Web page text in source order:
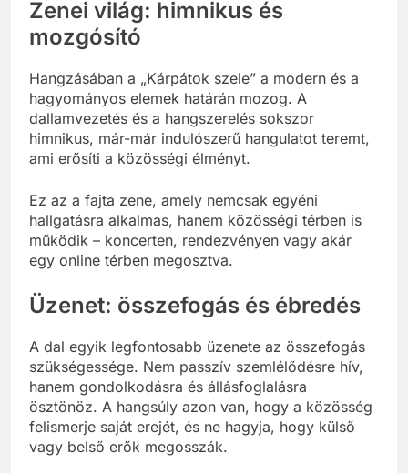
Zenei világ: himnikus és
mozgósító
Hangzásában a „Kárpátok szele” a modern és a
hagyományos elemek határán mozog. A
dallamvezetés és a hangszerelés sokszor
himnikus, már-már indulószerű hangulatot teremt,
ami erősíti a közösségi élményt.
Ez az a fajta zene, amely nemcsak egyéni
hallgatásra alkalmas, hanem közösségi térben is
működik – koncerten, rendezvényen vagy akár
egy online térben megosztva.
Üzenet: összefogás és ébredés
A dal egyik legfontosabb üzenete az összefogás
szükségessége. Nem passzív szemlélődésre hív,
hanem gondolkodásra és állásfoglalásra
ösztönöz. A hangsúly azon van, hogy a közösség
felismerje saját erejét, és ne hagyja, hogy külső
vagy belső erők megosszák.